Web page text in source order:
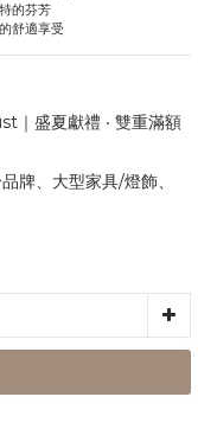
的芬芳
舒適享受
｜盛夏獻禮 ‧ 雙重滿額
牌、大型家具/燈飾、